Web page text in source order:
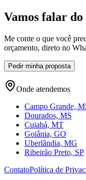
Vamos falar do
Me conte o que você
orçamento, direto no
Pedir minha proposta
Onde atendemos
Campo Grande,
Dourados, MS
Cuiabá, MT
Goiânia, GO
Uberlândia, MG
Ribeirão Preto, SP
ContatoPolítica de